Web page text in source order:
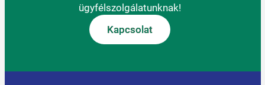
ügyfélszolgálatunknak!
Kapcsolat